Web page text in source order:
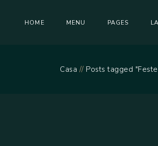
HOME MENU PAGES
Qui som
Garnatxa
Qui som
Casa Posts tagged